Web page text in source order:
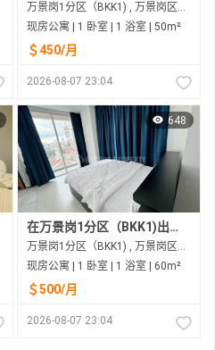
万景岗1分区（BKK1) , 万景岗区（BKK) , 金边市
现房公寓 | 1 卧室 | 1 浴室 | 50m²
＄450/月
2026-08-07 23:04
648
在万景岗1分区（BKK1)出租的现房公寓
万景岗1分区（BKK1) , 万景岗区（BKK) , 金边市
现房公寓 | 1 卧室 | 1 浴室 | 60m²
＄500/月
2026-08-07 23:04